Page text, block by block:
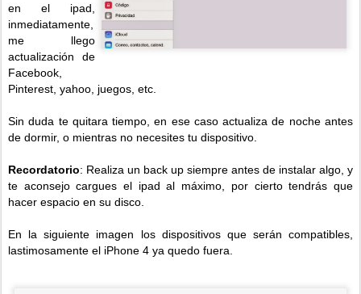
en el ipad,
inmediatamente,
me llego
actualización de
Facebook,
Pinterest, yahoo, juegos, etc.
Sin duda te quitara tiempo, en ese caso actualiza de noche antes
de dormir, o mientras no necesites tu dispositivo.
Recordatorio: Realiza un back up siempre antes de instalar algo, y
te aconsejo cargues el ipad al máximo, por cierto tendrás que
hacer espacio en su disco.
En la siguiente imagen los dispositivos que serán compatibles,
lastimosamente el iPhone 4 ya quedo fuera.